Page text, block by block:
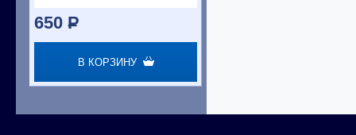
650 P
В КОРЗИНУ